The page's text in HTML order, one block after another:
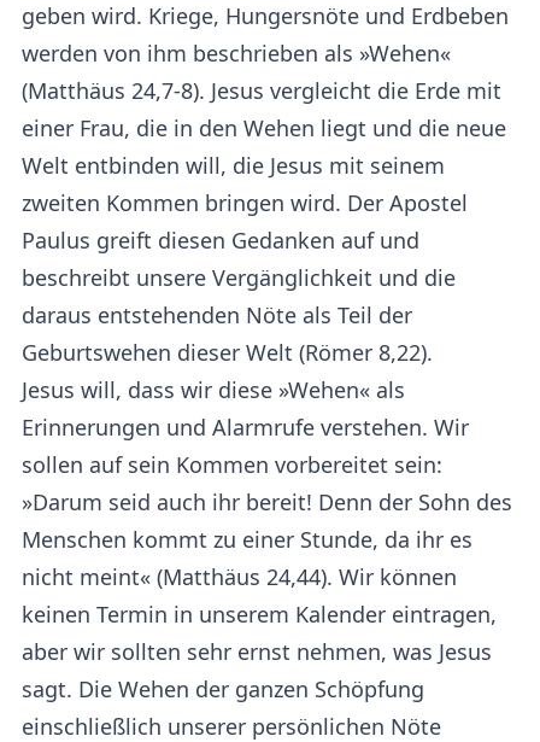
geben wird. Kriege, Hungersnöte und Erdbeben
werden von ihm beschrieben als »Wehen«
(Matthäus 24,7-8). Jesus vergleicht die Erde mit
einer Frau, die in den Wehen liegt und die neue
Welt entbinden will, die Jesus mit seinem
zweiten Kommen bringen wird. Der Apostel
Paulus greift diesen Gedanken auf und
beschreibt unsere Vergänglichkeit und die
daraus entstehenden Nöte als Teil der
Geburtswehen dieser Welt (Römer 8,22).
Jesus will, dass wir diese »Wehen« als
Erinnerungen und Alarmrufe verstehen. Wir
sollen auf sein Kommen vorbereitet sein:
»Darum seid auch ihr bereit! Denn der Sohn des
Menschen kommt zu einer Stunde, da ihr es
nicht meint« (Matthäus 24,44). Wir können
keinen Termin in unserem Kalender eintragen,
aber wir sollten sehr ernst nehmen, was Jesus
sagt. Die Wehen der ganzen Schöpfung
einschließlich unserer persönlichen Nöte